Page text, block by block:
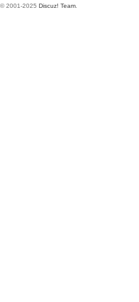
© 2001-2025 Discuz! Team